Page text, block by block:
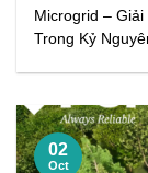
Microgrid –
Trong Kỷ
02
Oct